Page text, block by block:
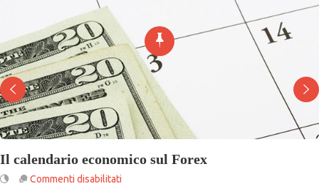
Il calendario economico sul Forex
Commenti disabilitati